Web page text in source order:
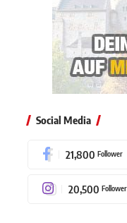
Social Media
21,800 Follower
20,500 Follower